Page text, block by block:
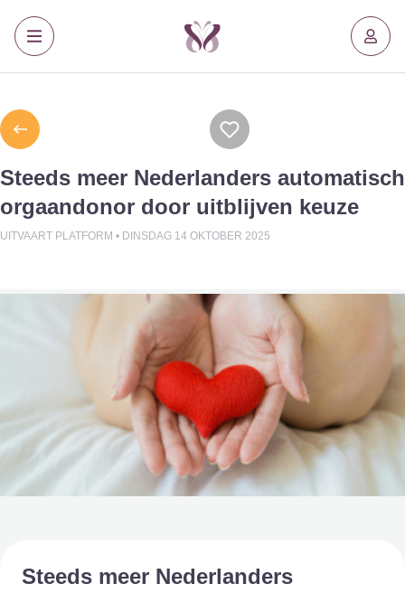
Steeds meer Nederlanders automatisch
orgaandonor door uitblijven keuze
UITVAART PLATFORM • DINSDAG 14 OKTOBER 2025
Steeds meer Nederlanders